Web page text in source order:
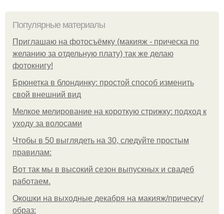
Популярные материалы
Приглашаю на фотосъёмку (макияж - прическа по
желанию за отдельную плату) так же делаю
фотокнигу!
Брюнетка в блондинку: простой способ изменить
свой внешний вид
Мелкое мелирование на короткую стрижку: подход к
уходу за волосами
Чтобы в 50 выглядеть на 30, следуйте простым
правилам:
Вот так мы в высокий сезон выпускных и свадеб
работаем.
Окошки на выходные декабря на макияж/прическу/
образ: